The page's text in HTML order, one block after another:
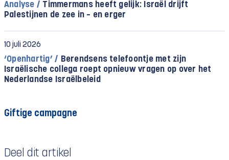
Analyse / Timmermans heeft gelijk: Israël drijft
Palestijnen de zee in – en erger
10 juli 2026
‘Openhartig’ / Berendsens telefoontje met zijn
Israëlische collega roept opnieuw vragen op over het
Nederlandse Israëlbeleid
Giftige campagne
Deel dit artikel